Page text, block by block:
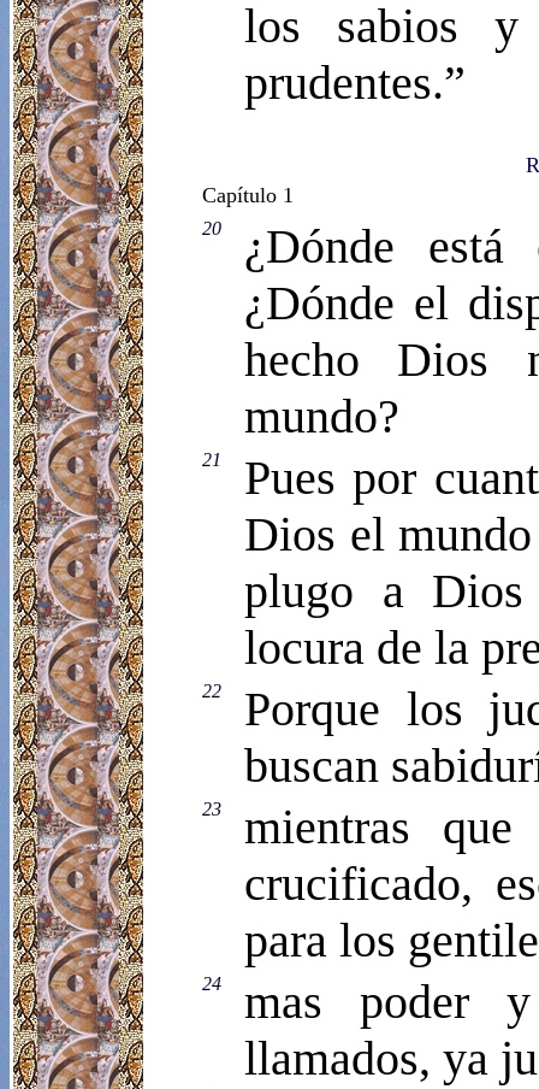
los sabios y
prudentes.”
Capítulo 1
20
¿Dónde
¿Dónde el
hecho Dios
mundo?
21
Pues por
Dios el
plugo a
locura de la
22
Porque los
buscan
23
mientras
crucificado,
para los
24
mas poder
llamados, ya